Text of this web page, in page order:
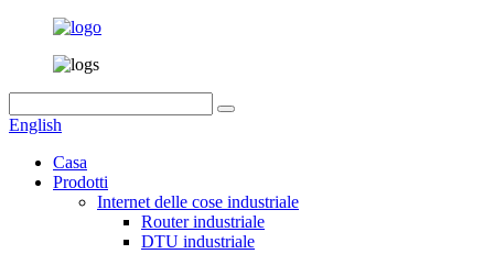
English
Casa
Prodotti
Internet delle cose industriale
Router industriale
DTU industriale